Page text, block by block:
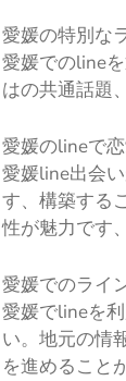
愛媛の特別な
愛媛でのline
はの共通話題
愛媛のlineで
愛媛line出会
す、構築する
性が魅力です
愛媛でのライ
愛媛でlineを
い。地元の情
を進めること